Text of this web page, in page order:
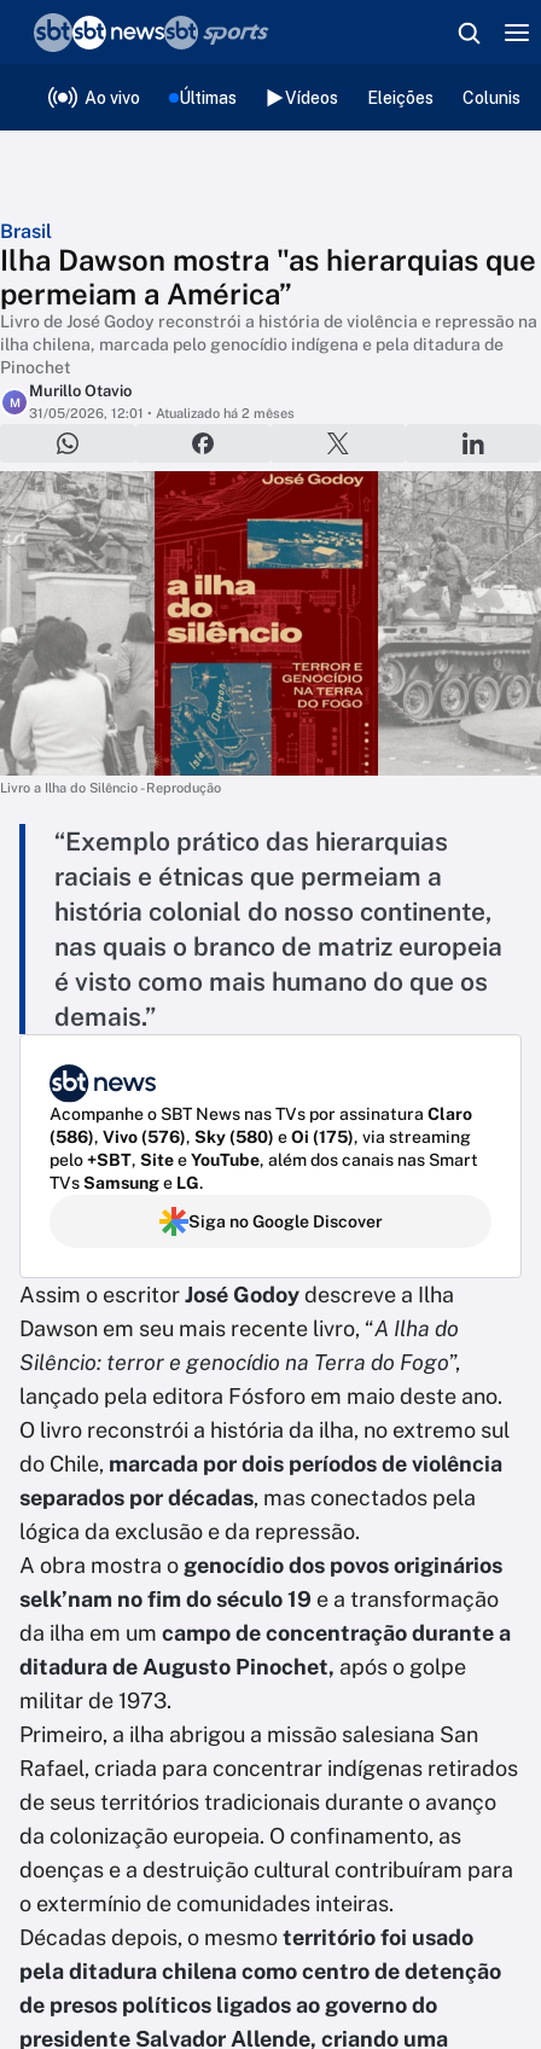
Ao vivo Últimas Vídeos Eleições
Brasil
Ilha Dawson mostra "as hierarquias que
permeiam a América”
Livro de José Godoy reconstrói a história de violência e repressão na
ilha chilena, marcada pelo genocídio indígena e pela ditadura de
Pinochet
M
Murillo Otavio
31/05/2026, 12:01 • Atualizado há 2 mêses
Livro a Ilha do Silêncio - Reprodução
“Exemplo prático das hierarquias
raciais e étnicas que permeiam a
história colonial do nosso continente,
nas quais o branco de matriz europeia
é visto como mais humano do que os
demais.”
Acompanhe o SBT News nas TVs por assinatura Claro
(586), Vivo (576), Sky (580) eOi (175), via streaming
pelo+SBT, SiteeYouTube, além dos canais nas Smart
TVsSamsunge LG.
Siga no Google Discover
Assim o escritorJosé Godoydescreve a Ilha
Dawson em seu mais recente livro, “A Ilha do
Silêncio: terror e genocídio na Terra do Fogo”,
lançado pela editora Fósforo em maio deste ano.
O livro reconstrói a história da ilha, no extremo sul
do Chile, marcada por dois períodos de violência
separados por décadas, mas conectados pela
lógica da exclusão e da repressão.
A obra mostra o genocídio dos povos originários
selk’nam no fim do século 19 e a transformação
da ilha em um campo de concentração durante a
ditadura de Augusto Pinochet, após o golpe
militar de 1973.
Primeiro, a ilha abrigou a missão salesiana San
Rafael, criada para concentrar indígenas retirados
de seus territórios tradicionais durante o avanço
da colonização europeia. O confinamento, as
doenças e a destruição cultural contribuíram para
o extermínio de comunidades inteiras.
Décadas depois, o mesmoterritório foi usado
pela ditadura chilena como centro de detenção
de presos políticos ligados ao governo do
presidente Salvador Allende, criando uma
❮voltar
Editorias